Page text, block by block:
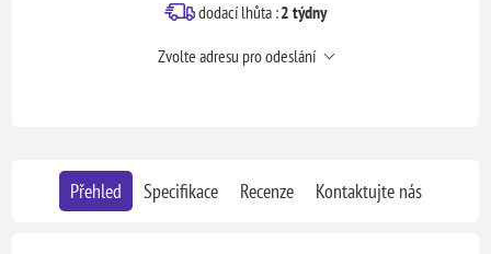
dodací lhůta :2 týdny
Zvolte adresu pro odeslání
Přehled Specifikace Recenze Kontaktujte nás